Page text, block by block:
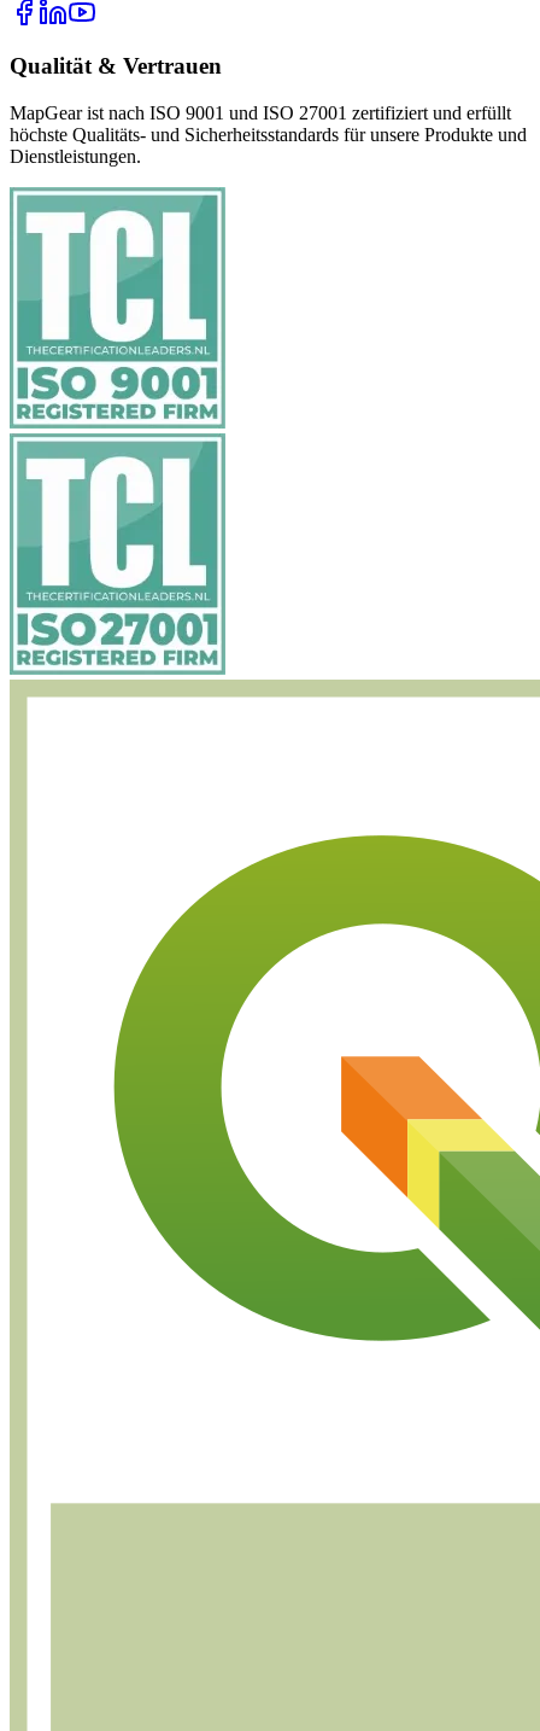
Qualität & Vertrauen
MapGear ist nach ISO 9001 und ISO 27001 zertifiziert und erfüllt
höchste Qualitäts- und Sicherheitsstandards für unsere Produkte und
Dienstleistungen.